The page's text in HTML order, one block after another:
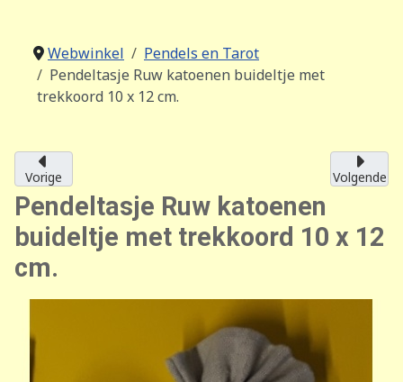
Webwinkel
Pendels en Tarot
Pendeltasje Ruw katoenen buideltje met
trekkoord 10 x 12 cm.
Vorige Volgende
Pendeltasje Ruw katoenen
buideltje met trekkoord 10 x 12
cm.